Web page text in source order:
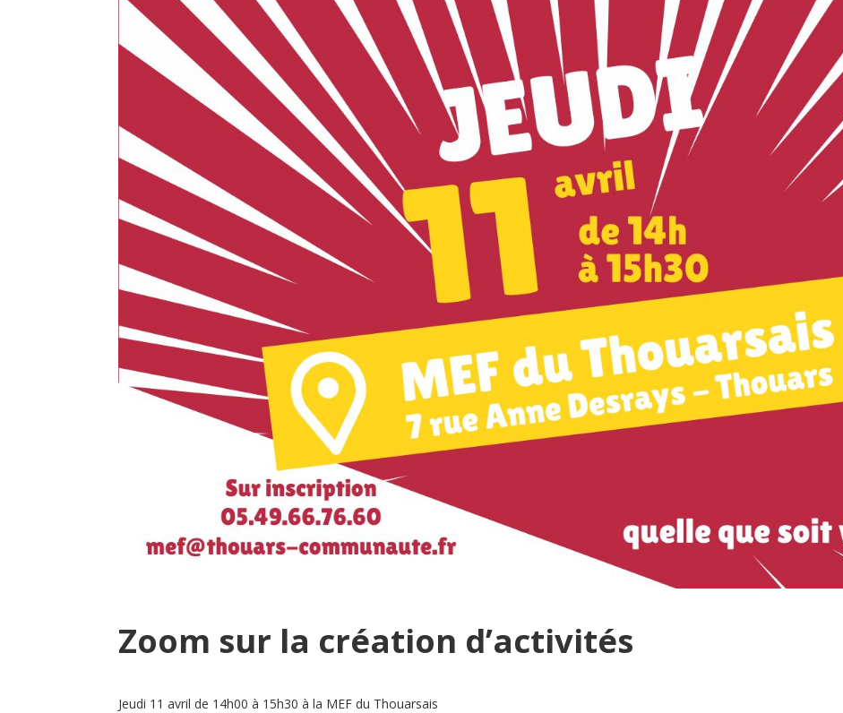
Zoom sur la création d’activités
Jeudi 11 avril de 14h00 à 15h30 à la MEF du Thouarsais